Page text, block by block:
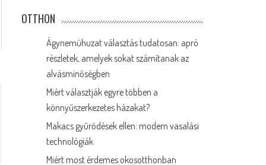
OTTHON
Ágyneműhuzat választás tudatosan: apró
részletek, amelyek sokat számítanak az
alvásminőségben
Miért választják egyre többen a
könnyűszerkezetes házakat?
Makacs gyűrődések ellen: modern vasalási
technológiák
Miért most érdemes okosotthonban